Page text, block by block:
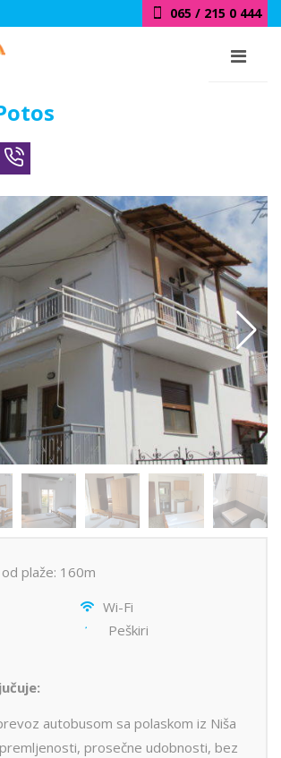
065 / 215 0 444
plaže: 160m
Wi-Fi
Peškiri
autobusom sa polaskom iz Niša
prosečne udobnosti, bez